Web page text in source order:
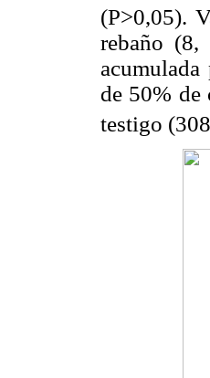
(P>0,05).
rebaño
de 50% de
testigo